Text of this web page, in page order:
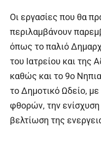
Οι εργασίες που θα
περιλαμβάνουν
όπως το παλιό
του Ιατρείου και της
καθώς και το 9ο
το Δημοτικό Ωδείο,
φθορών, την
βελτίωση της